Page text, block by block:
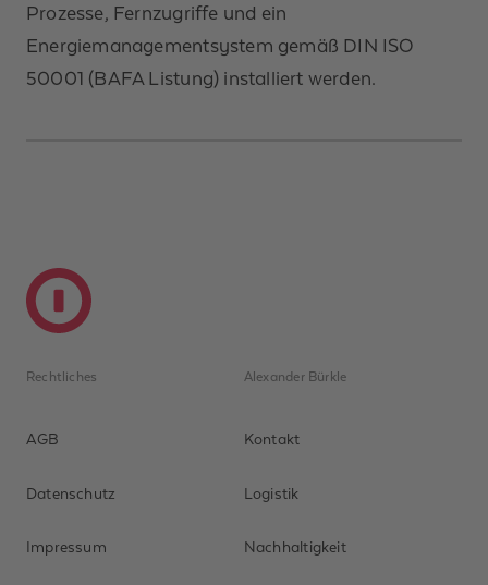
Prozesse, Fernzugriffe und ein
Energiemanagementsystem gemäß DIN ISO
50001 (BAFA Listung) installiert werden.
Rechtliches
AGB
Datenschutz
Impressum
Alexander Bürkle
Kontakt
Logistik
Nachhaltigkeit